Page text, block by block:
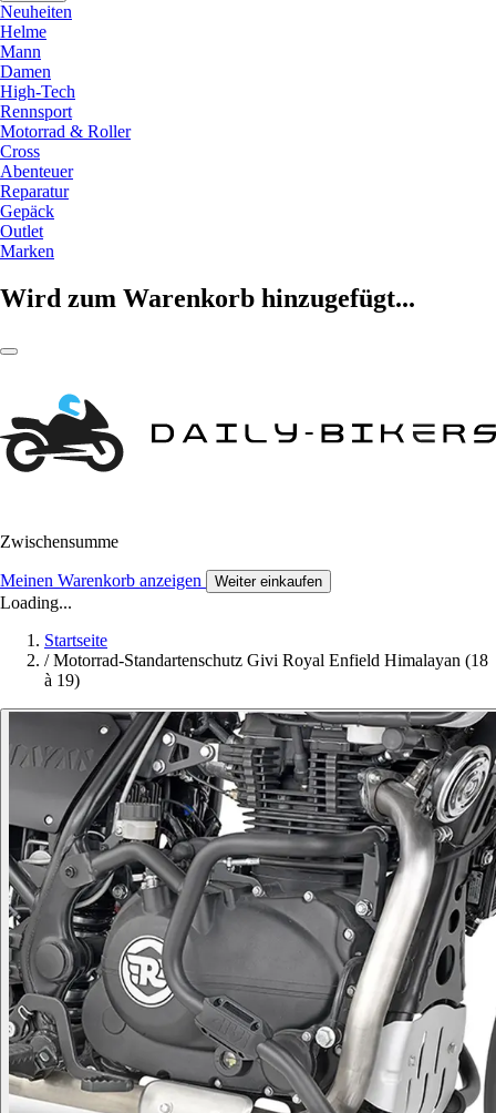
Neuheiten
Helme
Mann
Damen
High-Tech
Rennsport
Motorrad & Roller
Cross
Abenteuer
Reparatur
Gepäck
Outlet
Marken
Wird zum Warenkorb hinzugefügt...
Zwischensumme
Meinen Warenkorb anzeigen Weiter einkaufen
Loading...
Startseite
/ Motorrad-Standartenschutz Givi Royal Enfield Himalayan (18
à 19)